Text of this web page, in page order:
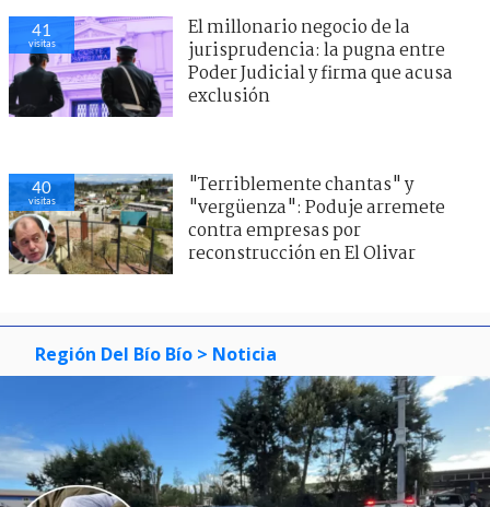
41
visitas
El millonario negocio de la
jurisprudencia: la pugna entre
Poder Judicial y firma que acusa
exclusión
40
visitas
"Terriblemente chantas" y
"vergüenza": Poduje arremete
contra empresas por
reconstrucción en El Olivar
Región Del Bío Bío > Noticia